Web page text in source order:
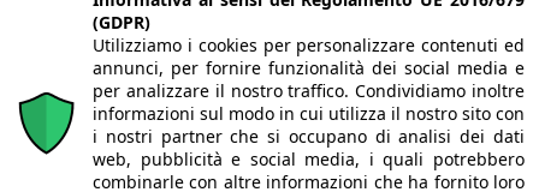
che si occupa
di Zero ...
di Wavin è
stato scelto
per il
trattamento
delle acque ...
(GDPR)
Utilizziamo i cookies per personalizzare contenuti ed
annunci, per fornire funzionalità dei social media e
per analizzare il nostro traffico. Condividiamo inoltre
informazioni sul modo in cui utilizza il nostro sito con
i nostri partner che si occupano di analisi dei dati
web, pubblicità e social media, i quali potrebbero
combinarle con altre informazioni che ha fornito loro